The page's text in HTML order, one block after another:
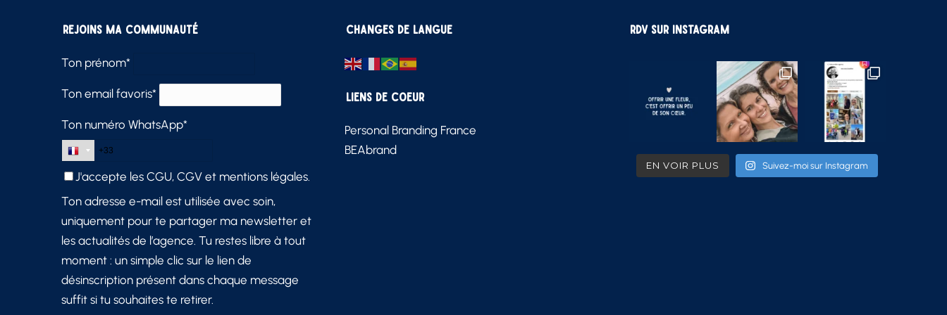
Rejoins ma communauté
Ton prénom*
Ton email favoris*
Ton numéro WhatsApp*
J'accepte les CGU, CGV et mentions légales.
Ton adresse e-mail est utilisée avec soin,
uniquement pour te partager ma newsletter et
les actualités de l’agence. Tu restes libre à tout
moment : un simple clic sur le lien de
désinscription présent dans chaque message
suffit si tu souhaites te retirer.
Changes de langue
Liens de Coeur
Personal Branding France
BEAbrand
RDV sur Instagram
EN VOIR PLUS Suivez-moi sur Instagram